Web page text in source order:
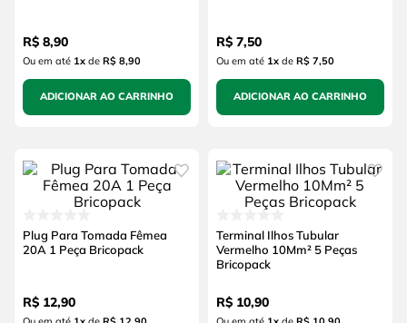
R$ 8,90
Ou em até 1xde R$ 8,90
ADICIONAR AO CARRINHO
R$ 7,50
Ou em até 1xde R$ 7,50
ADICIONAR AO CARRINHO
Plug Para Tomada Fêmea
20A 1 Peça Bricopack
R$ 12,90
Terminal Ilhos Tubular
Vermelho 10Mm² 5 Peças
Bricopack
R$ 10,90